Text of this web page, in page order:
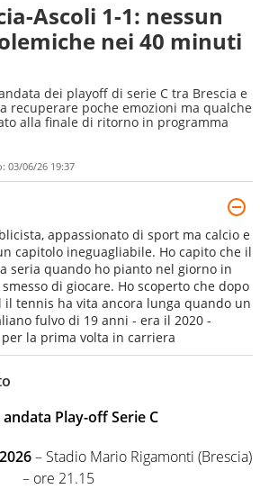
Ascoli 1-1: nessun
nei 40 minuti
dei playoff di serie C tra Brescia e
recuperare poche emozioni ma qualche
alla finale di ritorno in programma
03/06/26 19:37
appassionato di sport ma calcio e
capitolo ineguagliabile. Ho capito che il
seria quando ho pianto nel giorno in
di giocare. Ho scoperto che dopo
il tennis ha vita ancora lunga quando un
fulvo di 19 anni - era il 2020 -
per la prima volta in carriera
andata Play-off Serie C
– Stadio Mario Rigamonti (Brescia)
– ore 21.15